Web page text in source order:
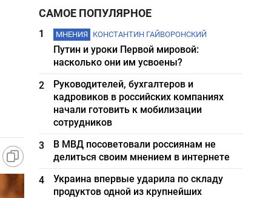
САМОЕ ПОПУЛЯРНОЕ
1 МНЕНИЯ КОНСТАНТИН ГАЙВОРОНСКИЙ
Путин и уроки Первой мировой:
насколько они им усвоены?
2
Руководителей, бухгалтеров и
кадровиков в российских компаниях
начали готовить к мобилизации
сотрудников
3
В МВД посоветовали россиянам не
делиться своим мнением в интернете
4
Украина впервые ударила по складу
продуктов одной из крупнейших